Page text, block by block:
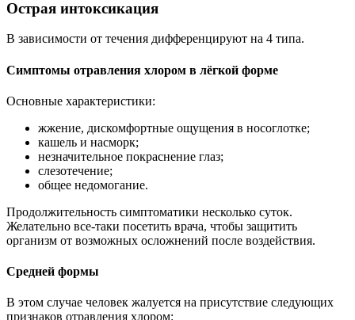
Острая интоксикация
В зависимости от течения дифференцируют на 4 типа.
Симптомы отравления хлором в лёгкой форме
Основные характеристики:
жжение, дискомфортные ощущения в носоглотке;
кашель и насморк;
незначительное покраснение глаз;
слезотечение;
общее недомогание.
Продолжительность симптоматики несколько суток.
Желательно все-таки посетить врача, чтобы защитить
организм от возможных осложнений после воздействия.
Cредней формы
В этом случае человек жалуется на присутствие следующих
признаков отравления хлором: